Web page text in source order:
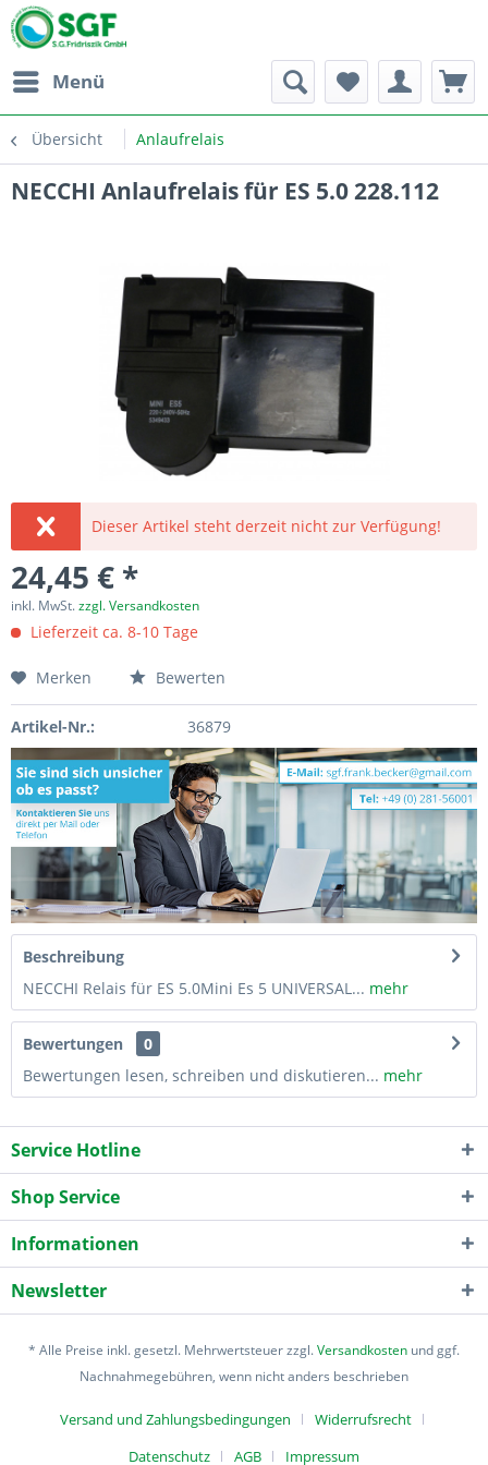
Menü
Übersicht Anlaufrelais
NECCHI Anlaufrelais für ES 5.0 228.112
Dieser Artikel steht derzeit nicht zur Verfügung!
24,45 € *
inkl. MwSt.zzgl. Versandkosten
Lieferzeit ca. 8-10 Tage
Merken Bewerten
Artikel-Nr.: 36879
Beschreibung
NECCHI Relais für ES 5.0Mini Es 5 UNIVERSAL... mehr
Bewertungen
0
Bewertungen lesen, schreiben und diskutieren... mehr
Service Hotline
Shop Service
Informationen
Newsletter
* Alle Preise inkl. gesetzl. Mehrwertsteuer zzgl.Versandkosten und ggf.
Nachnahmegebühren, wenn nicht anders beschrieben
Versand und Zahlungsbedingungen
Widerrufsrecht
Datenschutz
AGB Impressum